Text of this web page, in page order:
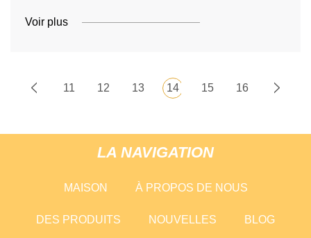
Voir plus
11 12 13 14 15 16
LA NAVIGATION
MAISON À PROPOS DE NOUS
DES PRODUITS NOUVELLES BLOG